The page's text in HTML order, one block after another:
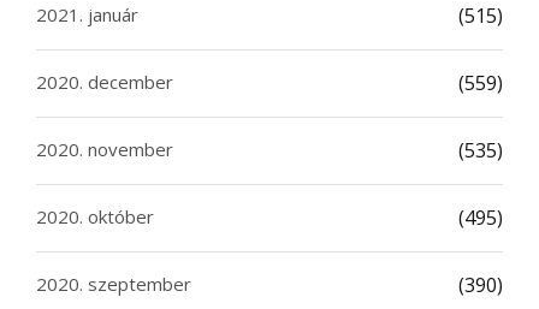
2021. január (515)
2020. december (559)
2020. november (535)
2020. október (495)
2020. szeptember (390)